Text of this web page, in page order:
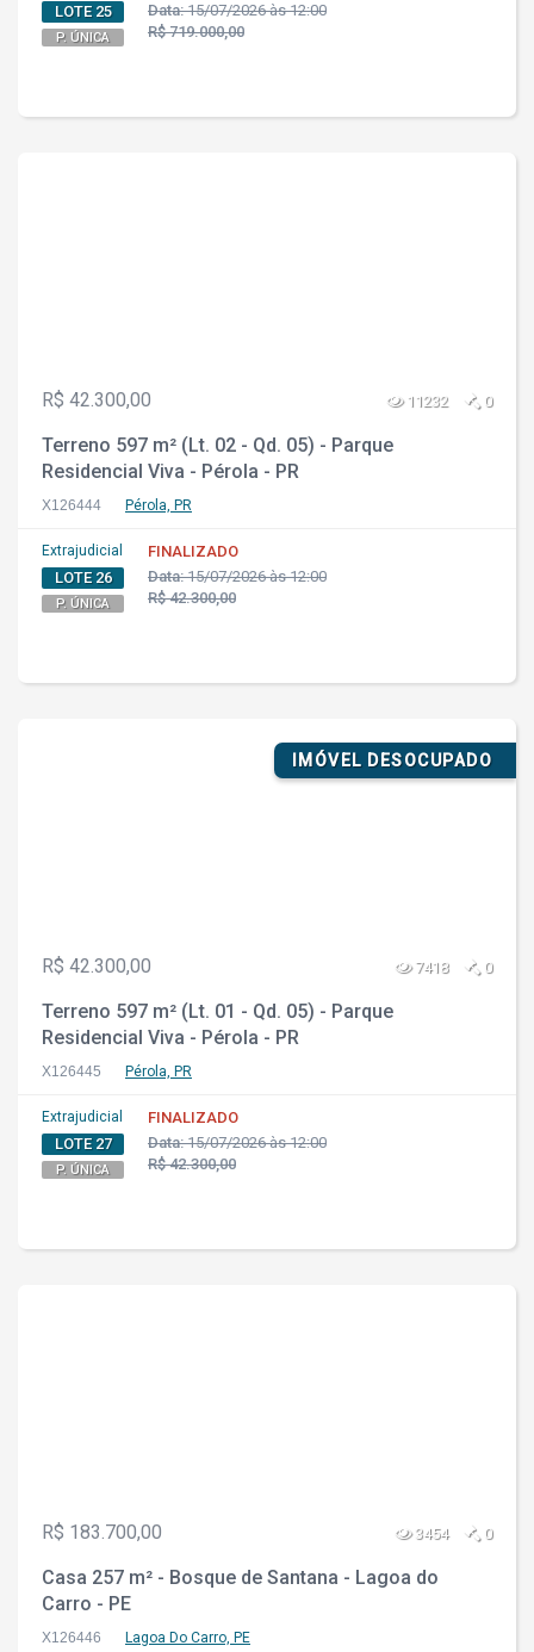
LOTE 25
P. ÚNICA
Data:15/07/2026 às 12:00
R$ 719.000,00
R$ 42.300,00 11232 0
Terreno 597 m² (Lt. 02 - Qd. 05) - Parque
Residencial Viva - Pérola - PR
X126444 Pérola, PR
Extrajudicial
LOTE 26
P. ÚNICA
FINALIZADO
Data:15/07/2026 às 12:00
R$ 42.300,00
IMÓVEL DESOCUPADO
R$ 42.300,00 7418 0
Terreno 597 m² (Lt. 01 - Qd. 05) - Parque
Residencial Viva - Pérola - PR
X126445 Pérola, PR
Extrajudicial
LOTE 27
P. ÚNICA
FINALIZADO
Data:15/07/2026 às 12:00
R$ 42.300,00
R$ 183.700,00 3454 0
Casa 257 m² - Bosque de Santana - Lagoa do
Carro - PE
X126446 Lagoa Do Carro, PE